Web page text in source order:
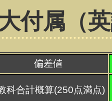
付属（
偏差値
科合計概算(250点満点)